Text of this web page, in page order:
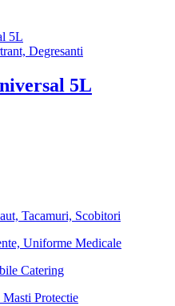
Degresanti
5L
Tacamuri, Scobitori
Uniforme Medicale
Catering
Protectie